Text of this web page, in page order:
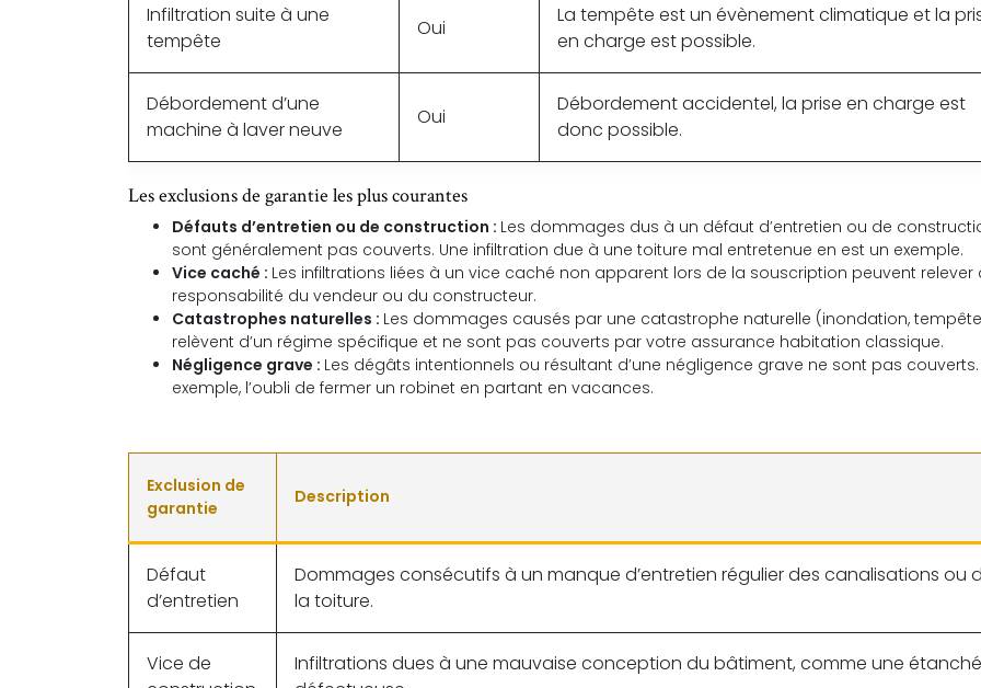
Infiltration suite à une
tempête
Oui
La tempête est un évènement climatique et la
en charge est possible.
Débordement d’une
machine à laver neuve
Oui
Débordement accidentel, la prise en charge est
donc possible.
Les exclusions de garantie les plus courantes
Défauts d’entretien ou de construction : Les dommages dus à un défaut d’entretien ou de
sont généralement pas couverts. Une infiltration due à une toiture mal entretenue en est un exemple.
Vice caché : Les infiltrations liées à un vice caché non apparent lors de la souscription peuvent relever
responsabilité du vendeur ou du constructeur.
Catastrophes naturelles : Les dommages causés par une catastrophe naturelle (inondation,
relèvent d’un régime spécifique et ne sont pas couverts par votre assurance habitation classique.
Négligence grave : Les dégâts intentionnels ou résultant d’une négligence grave ne sont pas couverts.
exemple, l’oubli de fermer un robinet en partant en vacances.
Exclusion de
garantie
Description
Défaut
d’entretien
Dommages consécutifs à un manque d’entretien régulier des canalisations ou
la toiture.
Vice de
Infiltrations dues à une mauvaise conception du bâtiment, comme une